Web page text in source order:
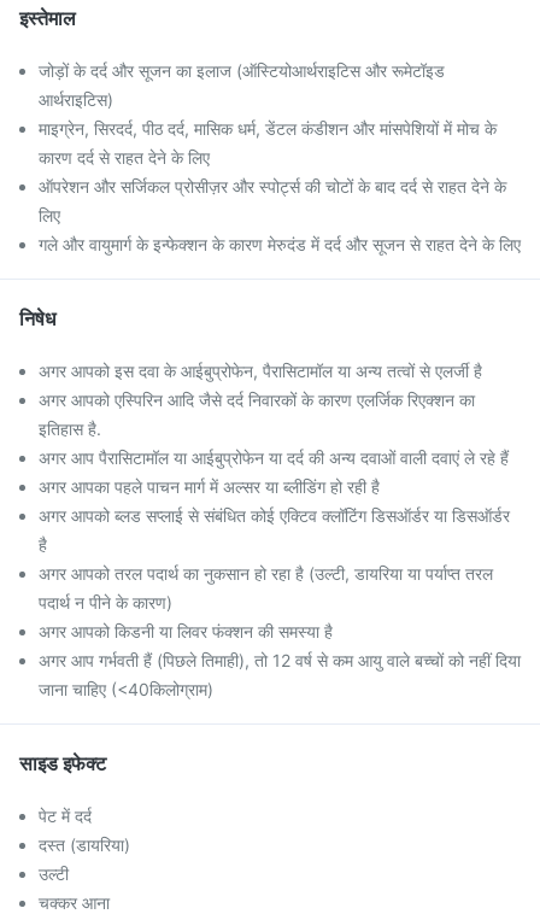
इस्तेमाल
जोड़ों के दर्द और सूजन का इलाज (ऑस्टियोआर्थराइटिस और रूमेटॉइड
आर्थराइटिस)
माइग्रेन, सिरदर्द, पीठ दर्द, मासिक धर्म, डेंटल कंडीशन और मांसपेशियों में मोच के
कारण दर्द से राहत देने के लिए
ऑपरेशन और सर्जिकल प्रोसीज़र और स्पोर्ट्स की चोटों के बाद दर्द से राहत देने के
लिए
गले और वायुमार्ग के इन्फेक्शन के कारण मेरुदंड में दर्द और सूजन से राहत देने के लिए
निषेध
अगर आपको इस दवा के आईबुप्रोफेन, पैरासिटामॉल या अन्य तत्वों से एलर्जी है
अगर आपको एस्पिरिन आदि जैसे दर्द निवारकों के कारण एलर्जिक रिएक्शन का
इतिहास है.
अगर आप पैरासिटामॉल या आईबुप्रोफेन या दर्द की अन्य दवाओं वाली दवाएं ले रहे हैं
अगर आपका पहले पाचन मार्ग में अल्सर या ब्लीडिंग हो रही है
अगर आपको ब्लड सप्लाई से संबंधित कोई एक्टिव क्लॉटिंग डिसऑर्डर या डिसऑर्डर
है
अगर आपको तरल पदार्थ का नुकसान हो रहा है (उल्टी, डायरिया या पर्याप्त तरल
पदार्थ न पीने के कारण)
अगर आपको किडनी या लिवर फंक्शन की समस्या है
अगर आप गर्भवती हैं (पिछले तिमाही), तो 12 वर्ष से कम आयु वाले बच्चों को नहीं दिया
जाना चाहिए (<40किलोग्राम)
साइड इफेक्ट
पेट में दर्द
दस्त (डायरिया)
उल्टी
चक्कर आना